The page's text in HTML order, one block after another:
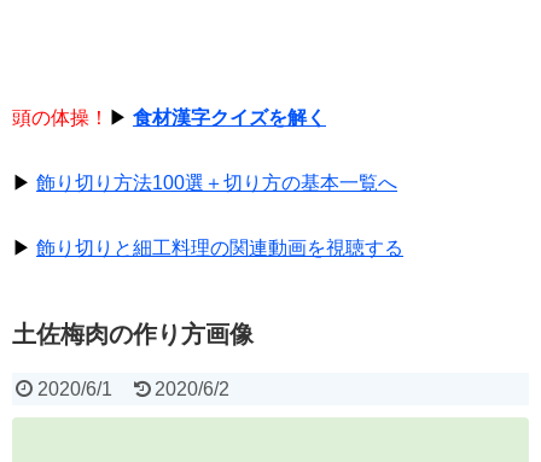
頭の体操！ ▶ 食材漢字クイズを解く
▶ 飾り切り方法100選＋切り方の基本一覧へ
▶ 飾り切りと細工料理の関連動画を視聴する
土佐梅肉の作り方画像
2020/6/1 2020/6/2